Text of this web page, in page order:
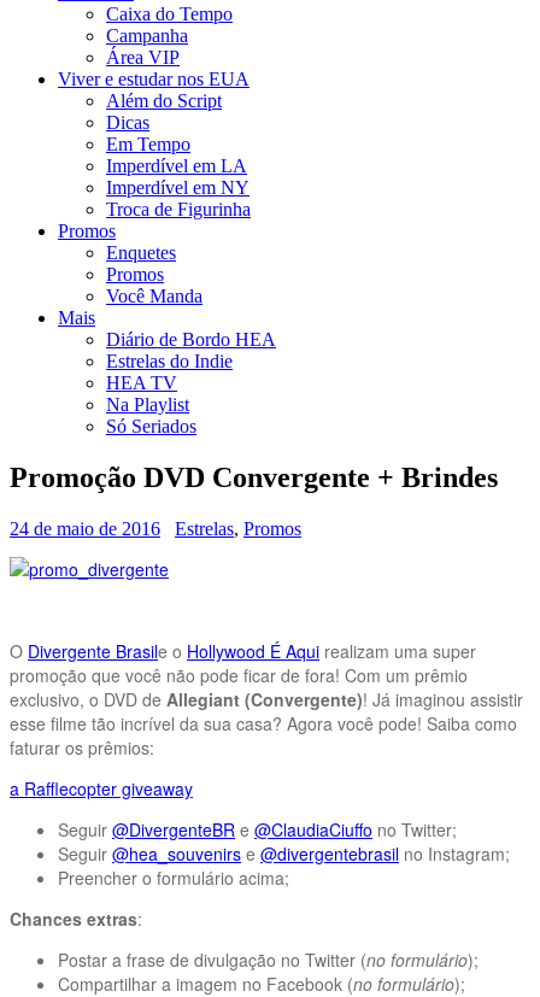
Caixa do Tempo
Campanha
Área VIP
Viver e estudar nos EUA
Além do Script
Dicas
Em Tempo
Imperdível em LA
Imperdível em NY
Troca de Figurinha
Promos
Enquetes
Promos
Você Manda
Mais
Diário de Bordo HEA
Estrelas do Indie
HEA TV
Na Playlist
Só Seriados
Promoção DVD Convergente + Brindes
24 de maio de 2016 Estrelas, Promos
O Divergente Brasile o Hollywood É Aqui realizam uma super
promoção que você não pode ficar de fora! Com um prêmio
exclusivo, o DVD de Allegiant (Convergente)! Já imaginou assistir
esse filme tão incrível da sua casa? Agora você pode! Saiba como
faturar os prêmios:
a Rafflecopter giveaway
Seguir @DivergenteBR e @ClaudiaCiuffo no Twitter;
Seguir @hea_souvenirs e @divergentebrasil no Instagram;
Preencher o formulário acima;
Chances extras:
Postar a frase de divulgação no Twitter (no formulário);
Compartilhar a imagem no Facebook (no formulário);